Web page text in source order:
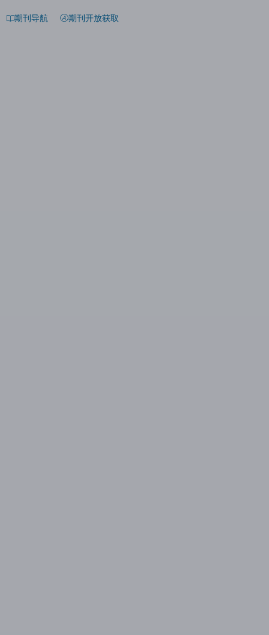
期刊导航 期刊开放获取